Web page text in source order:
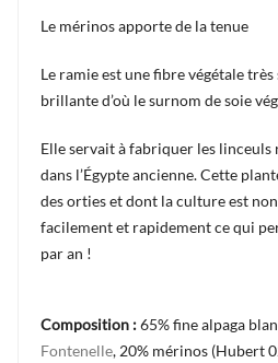
Le mérinos apporte de la tenue
Le ramie est une fibre végétale
brillante d’où le surnom de soie
Elle servait à fabriquer les
dans l’Égypte ancienne. Cette
des orties et dont la culture est
facilement et rapidement ce qui
par an !
Composition :65% fine alpaga
Fontenelle, 20% mérinos (Hubert